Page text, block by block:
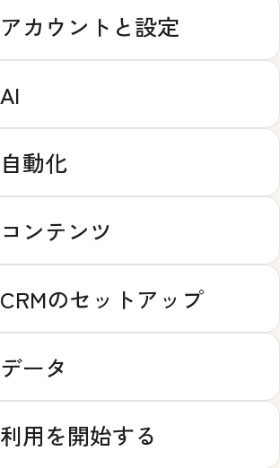
アカウントと設定
AI
自動化
コンテンツ
CRMのセットアップ
データ
利用を開始する